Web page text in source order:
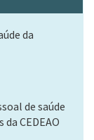
da
de saúde
CEDEAO